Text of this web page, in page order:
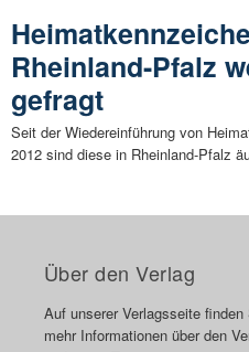
Rheinland-Pfalz
gefragt
Seit der Wiedereinführung von
2012 sind diese in Rheinland-Pfalz
Über den Verlag
Auf unserer Verlagsseite finden
mehr Informationen über den